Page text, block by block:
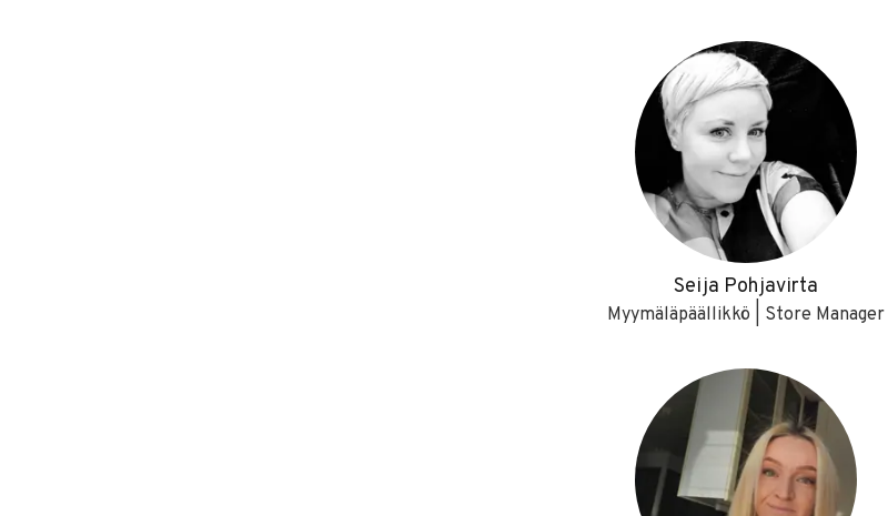
Seija Pohjavirta
Myymäläpäällikkö | Store Manager